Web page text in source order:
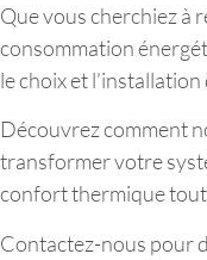
Que vous cherchiez à
consommation
le choix et
Découvrez comment
transformer votre
confort thermique
Contactez-nous pour